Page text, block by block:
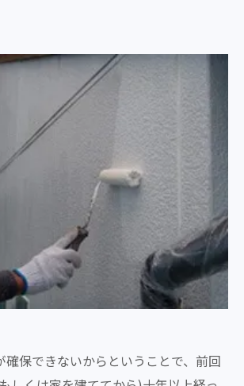
確保できないからということで、前回